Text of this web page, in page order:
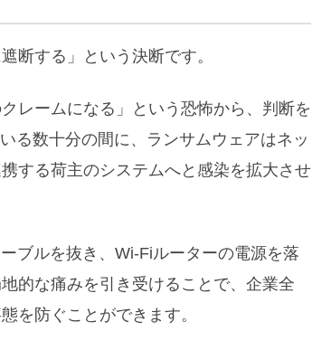
断する」という決断です。
レームになる」という恐怖から、判断を
る数十分の間に、ランサムウェアはネッ
する荷主のシステムへと感染を拡大させ
ブルを抜き、Wi-Fiルーターの電源を落
的な痛みを引き受けることで、企業全
を防ぐことができます。